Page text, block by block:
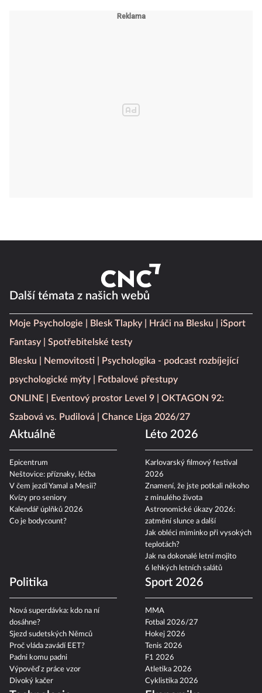
Další témata z našich webů
Moje Psychologie Blesk Tlapky Hráči na Blesku
iSport
Fantasy
Spotřebitelské testy
Blesku
Nemovitosti
Psychologika - podcast rozbíjející
psychologické mýty
Fotbalové přestupy
ONLINE
Eventový prostor Level 9
OKTAGON 92:
Szabová vs. Pudilová
Chance Liga 2026/27
Aktuálně
Epicentrum
Neštovice: příznaky, léčba
V čem jezdí Yamal a Mesii?
Kvízy pro seniory
Kalendář úplňků 2026
Co je bodycount?
Léto 2026
Karlovarský filmový festival
2026
Znamení, že jste potkali někoho
z minulého života
Astronomické úkazy 2026:
zatmění slunce a další
Jak obléci miminko při vysokých
teplotách?
Jak na dokonalé letní mojito
6 lehkých letních salátů
Politika
Nová superdávka: kdo na ní
dosáhne?
Sjezd sudetských Němců
Proč vláda zavádí EET?
Padni komu padni
Výpověď z práce vzor
Divoký kačer
Sport 2026
MMA
Fotbal 2026/27
Hokej 2026
Tenis 2026
F1 2026
Atletika 2026
Cyklistika 2026